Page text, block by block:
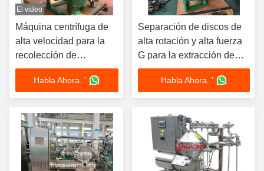
El video
Máquina centrífuga de
alta velocidad para la
recolección de
espirulina
Habla Ahora. '
Separación de discos de
alta rotación y alta fuerza
G para la extracción de
chlorella
Habla Ahora. '